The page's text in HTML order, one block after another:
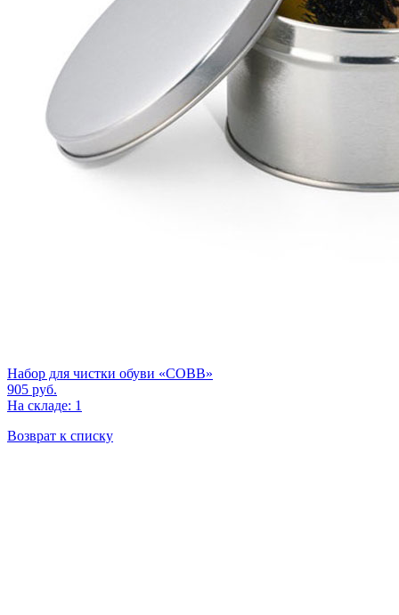
Набор для чистки обуви «COBB»
905 руб.
На складе: 1
Возврат к списку